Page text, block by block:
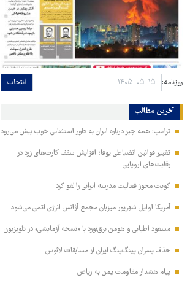
روزنامه: انتخاب
آخرین مطالب
ترامپ: همه چیز درباره ایران به طور استثنایی خوب پیش می‌رود
تغییر قوانین انضباطی یوفا؛ افزایش سقف کارت‌های زرد در
رقابت‌های اروپایی
کویت مجوز فعالیت مدرسه ایرانی را لغو کرد
آمریکا اوایل شهریور میزبان مجمع آژانس انرژی اتمی می‌شود
مسعود اطیابی و هومن برق‌نورد با «نسخه آزمایشی» در تلویزیون
حذف پسران پینگ‌پنگ ایران از مسابقات لائوس
پیام هشدار مقاومت یمن به ریاض